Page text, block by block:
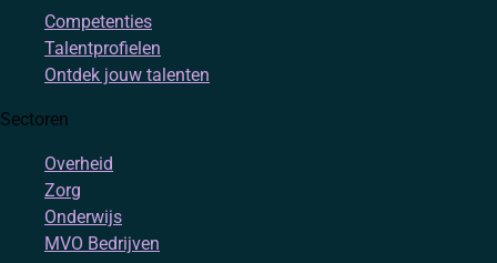
Competenties
Talentprofielen
Ontdek jouw talenten
Sectoren
Overheid
Zorg
Onderwijs
MVO Bedrijven